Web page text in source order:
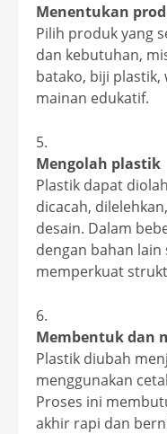
Menentukan
Pilih produk yang
dan kebutuhan,
batako, biji plastik,
mainan edukatif.
Mengolah plastik
Plastik dapat
dicacah,
desain. Dalam
dengan bahan
memperkuat
Membentuk dan
Plastik diubah
menggunakan
Proses ini
akhir rapi dan